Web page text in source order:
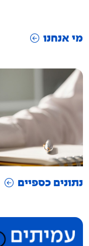
מי אנחנו
נתונים כספיים